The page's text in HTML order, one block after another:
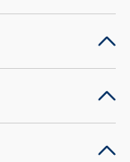
am
in